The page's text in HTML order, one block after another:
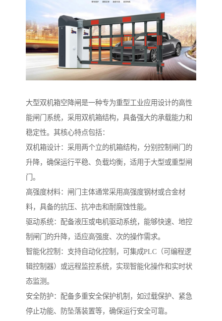
大型双机箱空降闸是一种专为重型工业应用设计的高性
能闸门系统，采用双机箱结构，具备强大的承载能力和
稳定性。其核心特点包括：
双机箱设计：采用两个立的机箱结构，分别控制闸门的
升降，确保运行平稳、负载均衡，适用于大型或重型闸
门。
高强度材料：闸门主体通常采用高强度钢材或合金材
料，具备的抗压、抗冲击和耐腐蚀性能。
驱动系统：配备液压或电机驱动系统，能够快速、地控
制闸门的升降，适应高强度、次的操作需求。
智能化控制：支持自动化控制，可集成PLC（可编程逻
辑控制器）或远程监控系统，实现智能化操作和实时状
态监测。
安全防护：配备多重安全保护机制，如过载保护、紧急
停止功能、防坠落装置等，确保运行安全可靠。